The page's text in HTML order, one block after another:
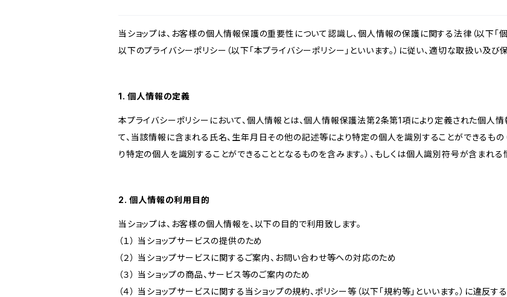
当ショップは、お客様の個人情報保護の重要性について認識し、個人情報の保護に関する法律（以下「個
以下のプライバシーポリシー（以下「本プライバシーポリシー」といいます。）に従い、適切な取扱い及び
1. 個人情報の定義
本プライバシーポリシーにおいて、個人情報とは、個人情報保護法第2条第1項により定義された個人
て、当該情報に含まれる氏名、生年月日その他の記述等により特定の個人を識別することができるもの
り特定の個人を識別することができることとなるものを含みます。）、もしくは個人識別符号が含まれる
2. 個人情報の利用目的
当ショップは、お客様の個人情報を、以下の目的で利用致します。
（１） 当ショップサービスの提供のため
（２） 当ショップサービスに関するご案内、お問い合わせ等への対応のため
（３） 当ショップの商品、サービス等のご案内のため
（４） 当ショップサービスに関する当ショップの規約、ポリシー等（以下「規約等」といいます。）に違反